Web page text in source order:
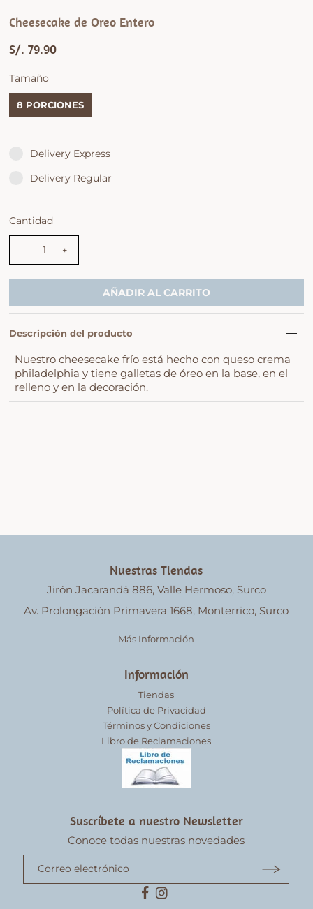
Cheesecake de Oreo Entero
S/. 79.90
Tamaño
8 PORCIONES
Delivery Express
Delivery Regular
Cantidad
- +
Descripción del producto
Nuestro cheesecake frío está hecho con queso crema
philadelphia y tiene galletas de óreo en la base, en el
relleno y en la decoración.
Nuestras Tiendas
Jirón Jacarandá 886, Valle Hermoso, Surco
Av. Prolongación Primavera 1668, Monterrico, Surco
Más Información
Información
Tiendas
Política de Privacidad
Términos y Condiciones
Libro de Reclamaciones
Suscríbete a nuestro Newsletter
Conoce todas nuestras novedades